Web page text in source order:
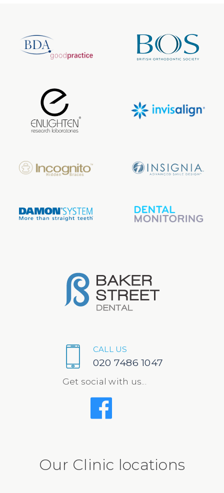
CALL US
020 7486 1047
Get social with us...
Our Clinic locations